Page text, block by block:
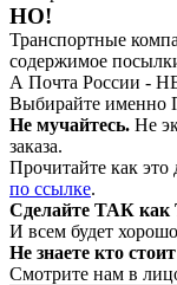
НО!
Транспортные
содержимое
А Почта России -
Выбирайте именно
Не мучайтесь. Не
заказа.
Прочитайте как это
по ссылке.
Сделайте ТАК
И всем будет
Не знаете кто
Смотрите нам в